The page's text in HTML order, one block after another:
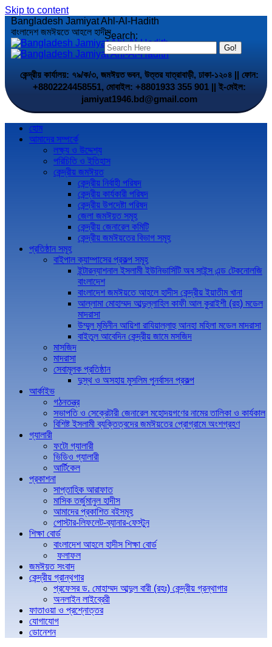
Skip to content
Search:
Bangladesh Jamiyat Ahl-Al-Hadith
বাংলাদেশ জমঈয়তে আহলে হাদীস
কেন্দ্রীয় কার্যালয়: ৭৯/ক/৩, জমঈয়ত ভবন, উত্তর যাত্রাবাড়ী, ঢাকা-১২০৪ || ফোন:
+8802224458551, মোবাইল: +8801933 355 901 || ই-মেইল:
jamiyat1946.bd@gmail.com
হোম
আমাদের সম্পর্কে
লক্ষ্য ও উদ্দেশ্য
পরিচিতি ও ইতিহাস
কেন্দ্রীয় জমঈয়ত
কেন্দ্রীয় নির্বাহী পরিষদ
কেন্দ্রীয় কার্যকারী পরিষদ
কেন্দ্রীয় উপদেষ্টা পরিষদ
জেলা জমঈয়ত সমূহ
কেন্দ্রীয় জেনারেল কমিটি
কেন্দ্রীয় জমঈয়তের বিভাগ সমূহ
প্রতিষ্ঠান সমূহ
বাইপাল ক্যাম্পাসের প্রকল্প সমূহ
ইন্টারন্যাশনাল ইসলামী ইউনিভার্সিটি অব সাইন্স এন্ড টেকনোলজি
বাংলাদেশ
বাংলাদেশ জমঈয়তে আহলে হাদীস কেন্দ্রীয় ইয়াতীম খানা
আল্লামা মোহাম্মদ আব্দুল্লাহিল কাফী আল কুরাইশী (রহ) মডেল
মাদরাসা
উম্মুল মুমিনীন আয়িশা রাযিয়াল্লাহু আনহা মহিলা মডেল মাদরাসা
বাইতুল আবেদিন কেন্দ্রীয় জামে মসজিদ
মাসজিদ
মাদরাসা
সেবামূলক প্রতিষ্ঠান
দুস্থ ও অসহায় মুসলিম পুনর্বাসন প্রকল্প
আর্কাইভ
গঠনতন্ত্র
সভাপতি ও সেক্রেটারী জেনারেল মহোদয়গণের নামের তালিকা ও কার্যকাল
বিশিষ্ট ইসলামী ব্যক্তিত্বদের জমঈয়তের প্রোগ্রামে অংশগ্রহণ
গ্যালারী
ফটো গ্যালারী
ভিডিও গ্যালারী
আর্টিকেল
প্রকাশনা
সাপ্তাহিক আরাফাত
মাসিক তর্জুমানুল হাদীস
আমাদের প্রকাশিত বইসমূহ
পোস্টার-লিফলেট-ব্যানার-ফেস্টুন
শিক্ষা বোর্ড
বাংলাদেশ আহলে হাদীস শিক্ষা বোর্ড
ফলাফল
জমঈয়ত সংবাদ
কেন্দ্রীয় গ্রান্থগার
প্রফেসর ড. মোহাম্মদ আব্দুল বারী (রহঃ) কেন্দ্রীয় গ্রন্থাগার
অনলাইন লাইব্রেরী
ফাতাওয়া ও প্রশ্নোত্তর
যোগাযোগ
ডোনেশন